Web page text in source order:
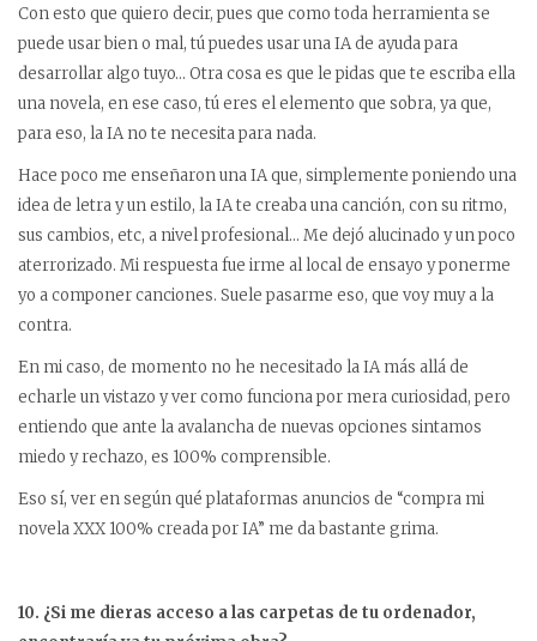
Con esto que quiero decir, pues que como toda herramienta se
puede usar bien o mal, tú puedes usar una IA de ayuda para
desarrollar algo tuyo… Otra cosa es que le pidas que te escriba ella
una novela, en ese caso, tú eres el elemento que sobra, ya que,
para eso, la IA no te necesita para nada.
Hace poco me enseñaron una IA que, simplemente poniendo una
idea de letra y un estilo, la IA te creaba una canción, con su ritmo,
sus cambios, etc, a nivel profesional… Me dejó alucinado y un poco
aterrorizado. Mi respuesta fue irme al local de ensayo y ponerme
yo a componer canciones. Suele pasarme eso, que voy muy a la
contra.
En mi caso, de momento no he necesitado la IA más allá de
echarle un vistazo y ver como funciona por mera curiosidad, pero
entiendo que ante la avalancha de nuevas opciones sintamos
miedo y rechazo, es 100% comprensible.
Eso sí, ver en según qué plataformas anuncios de “compra mi
novela XXX 100% creada por IA” me da bastante grima.
10. ¿Si me dieras acceso a las carpetas de tu ordenador,